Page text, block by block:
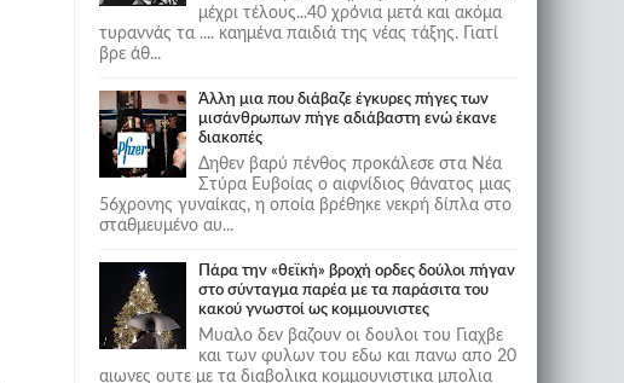
μέχρι τέλους...40 χρόνια μετά και ακόμα
τυραννάς τα .... καημένα παιδιά της νέας τάξης. Γιατί
βρε άθ...
Άλλη μια που διάβαζε έγκυρες πήγες των
μισάνθρωπων πήγε αδιάβαστη ενώ έκανε
διακοπές
Δηθεν βαρύ πένθος προκάλεσε στα Νέα
Στύρα Ευβοίας ο αιφνίδιος θάνατος μιας
56χρονης γυναίκας, η οποία βρέθηκε νεκρή δίπλα στο
σταθμευμένο αυ...
Πάρα την «θεϊκή» βροχή ορδες δούλοι πήγαν
στο σύνταγμα παρέα με τα παράσιτα του
κακού γνωστοί ως κομμουνιστες
Μυαλο δεν βαζουν οι δουλοι του Γιαχβε
και των φυλων του εδω και πανω απο 20
αιωνες ουτε με τα διαβολικα κομμουνιστικα μπολια